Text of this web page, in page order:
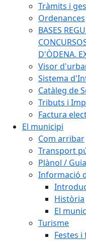
Tràmits i
Ordenances
BASES
D'ÒDENA.
Visor
Sistema
Catàleg de
Tributs i
Factura
El municipi
Com arribar
Transport
Plànol /
Informació
Història
El
Turisme
Festes i